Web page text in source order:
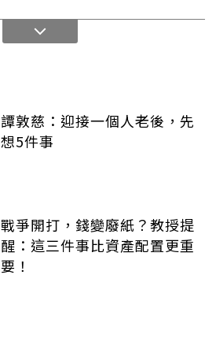
譚敦慈：迎接一個人老後，先
想5件事
戰爭開打，錢變廢紙？教授提
醒：這三件事比資產配置更重
要！